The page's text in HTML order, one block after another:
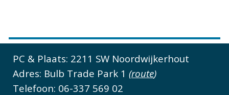
PC & Plaats: 2211 SW Noordwijkerhout
Adres: Bulb Trade Park 1(route)
Telefoon: 06-337 569 02